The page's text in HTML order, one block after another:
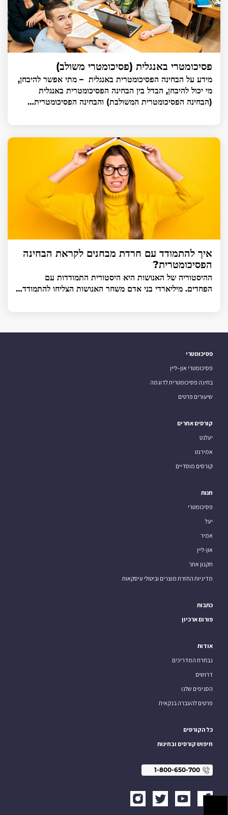
פסיכומטרי באנגלית (פסיכומטרי משולב)
מידע על הבחינה הפסיכומטרית באנגלית – מתי אפשר להיבחן,
מי יכול להיבחן, הבדל בין הבחינה הפסיכומטרית באנגלית
(הבחינה הפסיכומטרית המשולבת) והבחינה הפסיכומטרית…
איך להתמודד עם חרדת מבחנים לקראת הבחינה
הפסיכומטרית?
ההיסטוריה של האנושות היא היסטורית התמודדות עם
הפחדים. מיליארדי בני אדם משחר האנושות הצליחו להתמודד…
פסיכומטרי
פסיכומטרי און–ליין
בחינה פסיכומטרית לדוגמה
שיעורים פרטים
קורסים אחרים
יעלנט
אמירנט
קורסים מוסדיים
חנות
פסיכומטרי
יעל
אמיר
און-ליין
תקנון אתר
מדיניות החזרת מוצרים וביטולי עיסקאות
כתבות
פורום ארכיון
אודות
נבחרת המדריכים
דרושים
הסניפים שלנו
פרטים להעברה בנקאית
כל הקורסים
חיפוש קורסים ובחינות
1-800-650-700